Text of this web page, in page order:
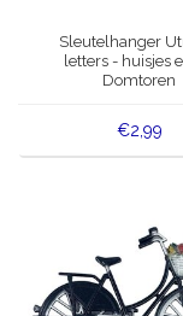
Wens &
Koninghuis
Wandborden -
Peper en Zout
Delfts blauwe
Sleutelhanger
letters - huisjes
Domtoren
€2,99